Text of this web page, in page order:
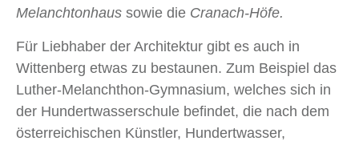
Melanchtonhaus sowie die Cranach-Höfe.
Für Liebhaber der Architektur gibt es auch in
Wittenberg etwas zu bestaunen. Zum Beispiel das
Luther-Melanchthon-Gymnasium, welches sich in
der Hundertwasserschule befindet, die nach dem
österreichischen Künstler, Hundertwasser,